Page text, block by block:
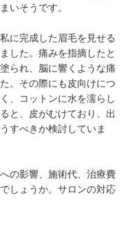
いそうです。
に完成した眉毛を見せる
した。痛みを指摘したと
られ、脳に響くような痛
。その際にも皮向けにつ
、コットンに水を濡らし
と、皮がむけており、出
すべきか検討していま
の影響、施術代、治療費
しょうか。サロンの対応